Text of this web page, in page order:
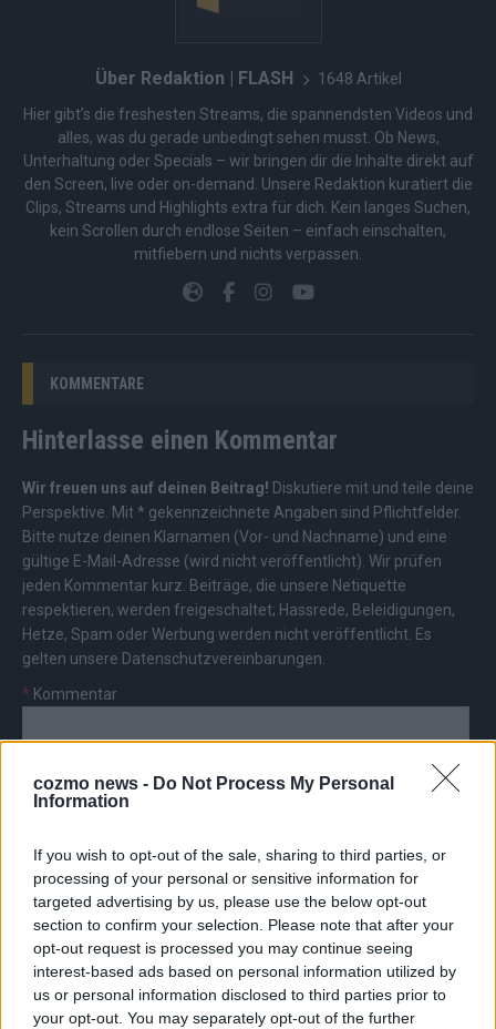
cozmo news - Do Not Process My Personal
Information
If you wish to opt-out of the sale, sharing to third parties, or
processing of your personal or sensitive information for
targeted advertising by us, please use the below opt-out
section to confirm your selection. Please note that after your
opt-out request is processed you may continue seeing
interest-based ads based on personal information utilized by
us or personal information disclosed to third parties prior to
your opt-out. You may separately opt-out of the further
Über Redaktion | FLASH 1648 Artikel
Hier gibt’s die freshesten Streams, die spannendsten Videos und
alles, was du gerade unbedingt sehen musst. Ob News,
Unterhaltung oder Specials – wir bringen dir die Inhalte direkt auf
den Screen, live oder on-demand. Unsere Redaktion kuratiert die
Clips, Streams und Highlights extra für dich. Kein langes Suchen,
kein Scrollen durch endlose Seiten – einfach einschalten,
mitfiebern und nichts verpassen.
KOMMENTARE
Hinterlasse einen Kommentar
Wir freuen uns auf deinen Beitrag! Diskutiere mit und teile deine
Perspektive. Mit * gekennzeichnete Angaben sind Pflichtfelder.
Bitte nutze deinen Klarnamen (Vor- und Nachname) und eine
gültige E-Mail-Adresse (wird nicht veröffentlicht). Wir prüfen
jeden Kommentar kurz. Beiträge, die unsere Netiquette
respektieren, werden freigeschaltet; Hassrede, Beleidigungen,
Hetze, Spam oder Werbung werden nicht veröffentlicht. Es
gelten unsere Datenschutzvereinbarungen
* Kommentar
Vor- und Nachname
E-Mail